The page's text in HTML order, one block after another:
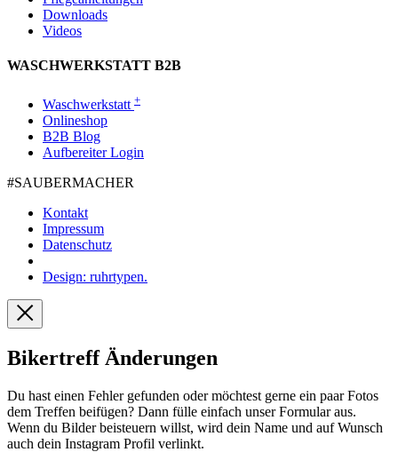
Downloads
Videos
WASCHWERKSTATT B2B
Waschwerkstatt +
Onlineshop
B2B Blog
Aufbereiter Login
#SAUBER­MACHER
Kontakt
Impressum
Datenschutz
Design: ruhrtypen.
Bikertreff Änderungen
Du hast einen Fehler gefunden oder möchtest gerne ein paar Fotos
dem Treffen beifügen? Dann fülle einfach unser Formular aus.
Wenn du Bilder beisteuern willst, wird dein Name und auf Wunsch
auch dein Instagram Profil verlinkt.